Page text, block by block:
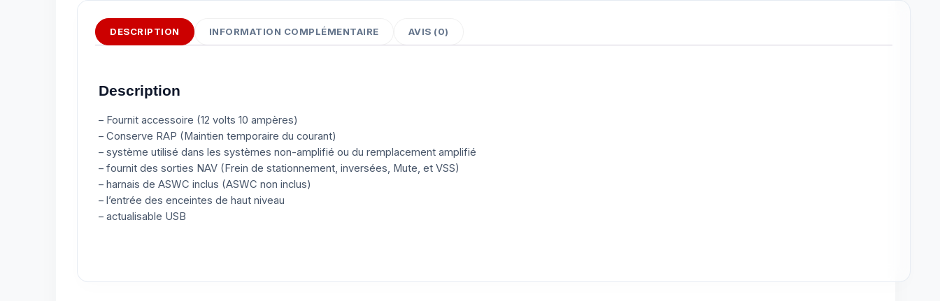
DESCRIPTION INFORMATION COMPLÉMENTAIRE AVIS (0)
Description
– Fournit accessoire (12 volts 10 ampères)
– Conserve RAP (Maintien temporaire du courant)
– système utilisé dans les systèmes non-amplifié ou du remplacement amplifié
– fournit des sorties NAV (Frein de stationnement, inversées, Mute, et VSS)
– harnais de ASWC inclus (ASWC non inclus)
– l’entrée des enceintes de haut niveau
– actualisable USB